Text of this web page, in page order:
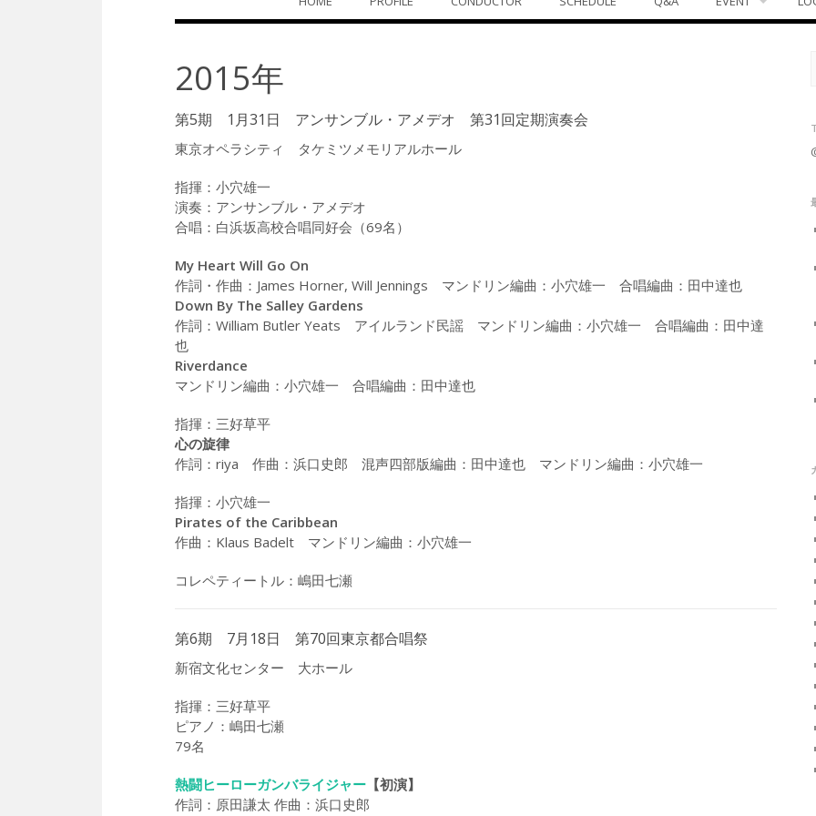
テ
へ
ス
ッ
プ
2015年
第5期 1月31日 アンサンブル・アメデオ 第31回定期演奏会
東京オペラシティ タケミツメモリアルホール
指揮：小穴雄一
演奏：アンサンブル・アメデオ
合唱：白浜坂高校合唱同好会（69名）
My Heart Will Go On
作詞・作曲：James Horner, Will Jennings マンドリン編曲：小穴雄一 合唱編曲：田中達也
Down By The Salley Gardens
作詞：William Butler Yeats アイルランド民謡 マンドリン編曲：小穴雄一 合唱編曲：田中達
也
Riverdance
マンドリン編曲：小穴雄一 合唱編曲：田中達也
指揮：三好草平
心の旋律
作詞：riya 作曲：浜口史郎 混声四部版編曲：田中達也 マンドリン編曲：小穴雄一
指揮：小穴雄一
Pirates of the Caribbean
作曲：Klaus Badelt マンドリン編曲：小穴雄一
コレペティートル：嶋田七瀬
第6期 7月18日 第70回東京都合唱祭
新宿文化センター 大ホール
指揮：三好草平
ピアノ：嶋田七瀬
79名
熱闘ヒーローガンバライジャー 【初演】
作詞：原田謙太 作曲：浜口史郎